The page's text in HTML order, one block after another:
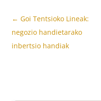
Bidalketen
zehar
nabigatu
← Goi Tentsioko Lineak:
negozio handietarako
inbertsio handiak